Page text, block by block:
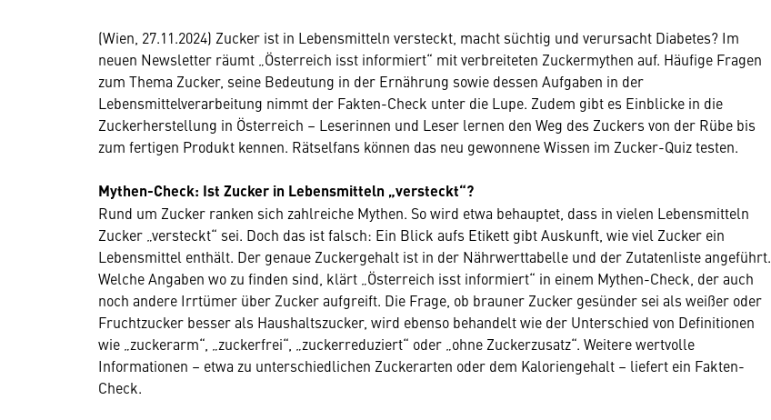
(Wien, 27.11.2024) Zucker ist in Lebensmitteln versteckt, macht süchtig und verursacht Diabetes? Im
neuen Newsletter räumt „Österreich isst informiert“ mit verbreiteten Zuckermythen auf. Häufige Fragen
zum Thema Zucker, seine Bedeutung in der Ernährung sowie dessen Aufgaben in der
Lebensmittelverarbeitung nimmt der Fakten-Check unter die Lupe. Zudem gibt es Einblicke in die
Zuckerherstellung in Österreich – Leserinnen und Leser lernen den Weg des Zuckers von der Rübe bis
zum fertigen Produkt kennen. Rätselfans können das neu gewonnene Wissen im Zucker-Quiz testen.
Mythen-Check: Ist Zucker in Lebensmitteln „versteckt“?
Rund um Zucker ranken sich zahlreiche Mythen. So wird etwa behauptet, dass in vielen Lebensmitteln
Zucker „versteckt“ sei. Doch das ist falsch: Ein Blick aufs Etikett gibt Auskunft, wie viel Zucker ein
Lebensmittel enthält. Der genaue Zuckergehalt ist in der Nährwerttabelle und der Zutatenliste angeführt.
Welche Angaben wo zu finden sind, klärt „Österreich isst informiert“ in einem Mythen-Check, der auch
noch andere Irrtümer über Zucker aufgreift. Die Frage, ob brauner Zucker gesünder sei als weißer oder
Fruchtzucker besser als Haushaltszucker, wird ebenso behandelt wie der Unterschied von Definitionen
wie „zuckerarm“, „zuckerfrei“, „zuckerreduziert“ oder „ohne Zuckerzusatz“. Weitere wertvolle
Informationen – etwa zu unterschiedlichen Zuckerarten oder dem Kaloriengehalt – liefert ein Fakten-
Check.